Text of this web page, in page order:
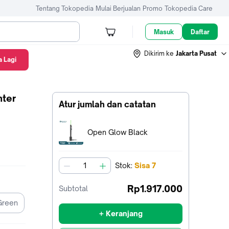
Tentang Tokopedia Mulai Berjualan Promo Tokopedia Care
Masuk Daftar
Dikirim ke Jakarta Pusat
Atur jumlah dan catatan
Terpilih:
Open Glow Black
jumlah Stok: Sisa 7
Subtotal Rp1.917.000
+ Keranjang
Lagi